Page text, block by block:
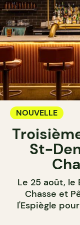
NOUVELLE
St-
Le 25 août, le
Chasse et
l'Espiègle